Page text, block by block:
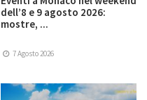
dell’8 e 9 agosto 2026:
mostre, ...
7 Agosto 2026